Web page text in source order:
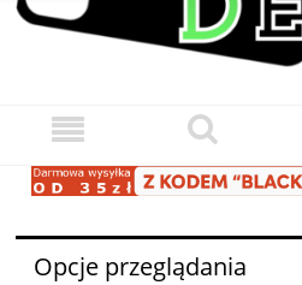
Opcje przeglądania